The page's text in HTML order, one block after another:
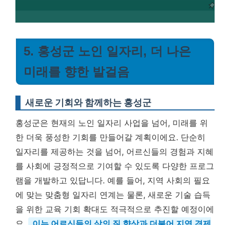
5. 홍성군 노인 일자리, 더 나은
미래를 향한 발걸음
새로운 기회와 함께하는 홍성군
홍성군은 현재의 노인 일자리 사업을 넘어, 미래를 위
한 더욱 풍성한 기회를 만들어갈 계획이에요. 단순히
일자리를 제공하는 것을 넘어, 어르신들의 경험과 지혜
를 사회에 긍정적으로 기여할 수 있도록 다양한 프로그
램을 개발하고 있답니다. 예를 들어, 지역 사회의 필요
에 맞는 맞춤형 일자리 연계는 물론, 새로운 기술 습득
을 위한 교육 기회 확대도 적극적으로 추진할 예정이에